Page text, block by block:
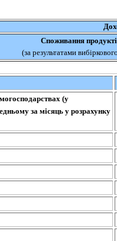
Споживання
(за результатами
(у
за місяць у розрахунку